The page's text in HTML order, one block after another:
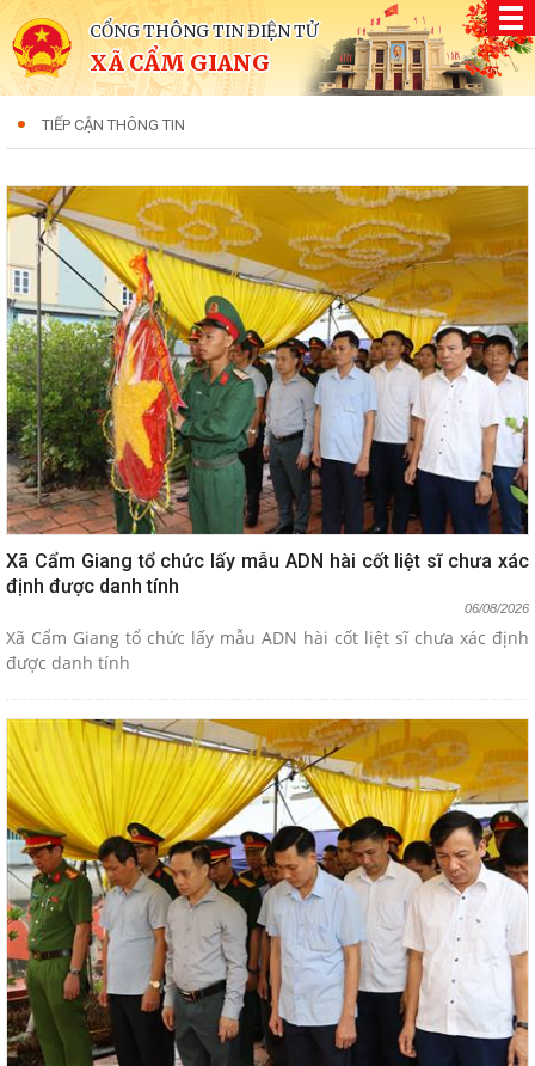
CỔNG THÔNG TIN ĐIỆN TỬ
XÃ CẨM GIANG
TIẾP CẬN THÔNG TIN
Xã Cẩm Giang tổ chức lấy mẫu ADN hài cốt liệt sĩ chưa xác
định được danh tính
06/08/2026
Xã Cẩm Giang tổ chức lấy mẫu ADN hài cốt liệt sĩ chưa xác định
được danh tính